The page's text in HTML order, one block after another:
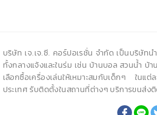
บริษัท เจ.เจ.ซี. คอร์ปอเรชั่น จำกัด เป็นบริษัทน
ทั้งกลางแจ้งและในร่ม เช่น บ้านบอล สวนน้ำ บ้
เลือกซื้อเครื่องเล่นให้เหมาะสมกับเด็กๆ ในแ
ประเทศ รับติดตั้งในสถานที่ต่างๆ บริการขนส่ง